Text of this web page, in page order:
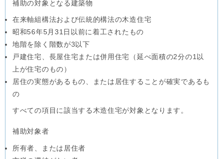
補助の対象となる建築物
在来軸組構法および伝統的構法の木造住宅
昭和56年5月31日以前に着工されたもの
地階を除く階数が3以下
戸建住宅、長屋住宅または併用住宅（延べ面積の2分の1以
上が住宅のもの）
居住の実態があるもの、または居住することが確実であるも
の
すべての項目に該当する木造住宅が対象となります。
補助対象者
所有者、または居住者